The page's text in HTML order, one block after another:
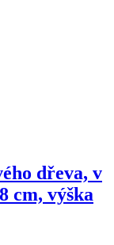
dřeva, v
cm, výška